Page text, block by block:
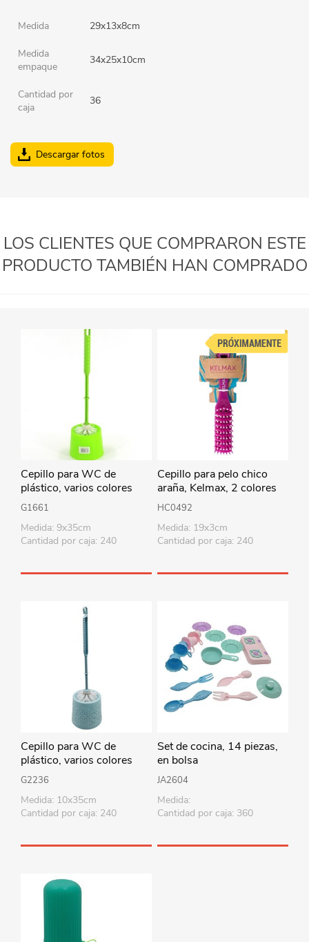
Medida 29x13x8cm
Medida
empaque
34x25x10cm
Cantidad por
caja
36
Descargar fotos
LOS CLIENTES QUE COMPRARON ESTE
PRODUCTO TAMBIÉN HAN COMPRADO
Cepillo para WC de
plástico, varios colores
G1661
Medida: 9x35cm
Cantidad por caja: 240
Cepillo para pelo chico
araña, Kelmax, 2 colores
HC0492
Medida: 19x3cm
Cantidad por caja: 240
Cepillo para WC de
plástico, varios colores
G2236
Medida: 10x35cm
Cantidad por caja: 240
Set de cocina, 14 piezas,
en bolsa
JA2604
Medida:
Cantidad por caja: 360